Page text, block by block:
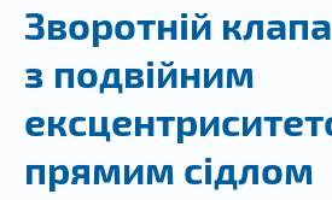
Зворотній
з подвійним
прямим сідлом